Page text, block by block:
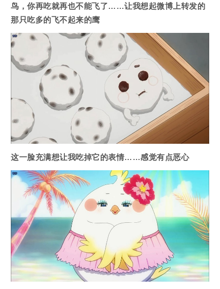
鸟，你再吃就再也不能飞了……让我想起微博上转发的
那只吃多的飞不起来的鹰
这一脸充满想让我吃掉它的表情……感觉有点恶心